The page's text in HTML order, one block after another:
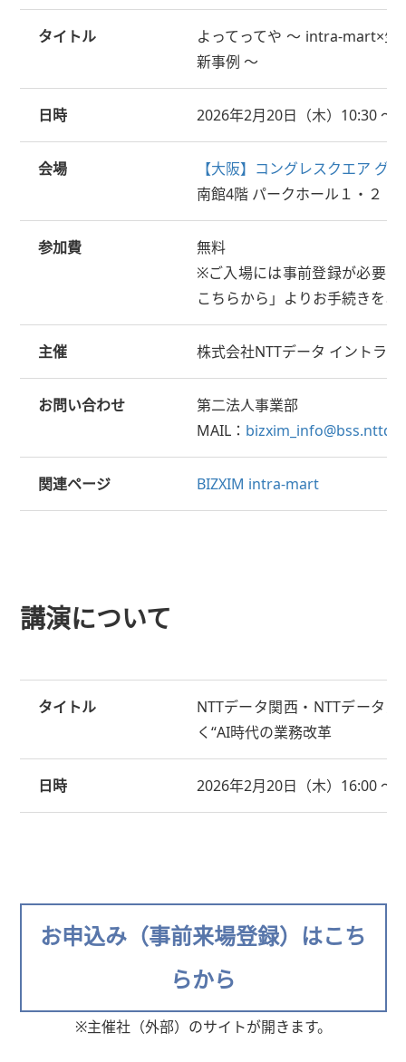
タイトル
よってってや ～ intra-mart×
新事例 ～
日時 2026年2月20日（木）10:30 ～
会場
【大阪】コングレスクエア グ
南館4階 パークホール１・２
参加費
無料
※ご入場には事前登録が必要
こちらから」よりお手続きをお
主催 株式会社NTTデータ イントラマ
お問い合わせ
第二法人事業部
MAIL：
関連ページ BIZXIM intra-mart
講演について
タイトル
NTTデータ関西・NTTデータ
く“AI時代の業務改革
日時 2026年2月20日（木）16:00 ～
お申込み（事前来場登録）はこち
らから
※主催社（外部）のサイトが開きます。